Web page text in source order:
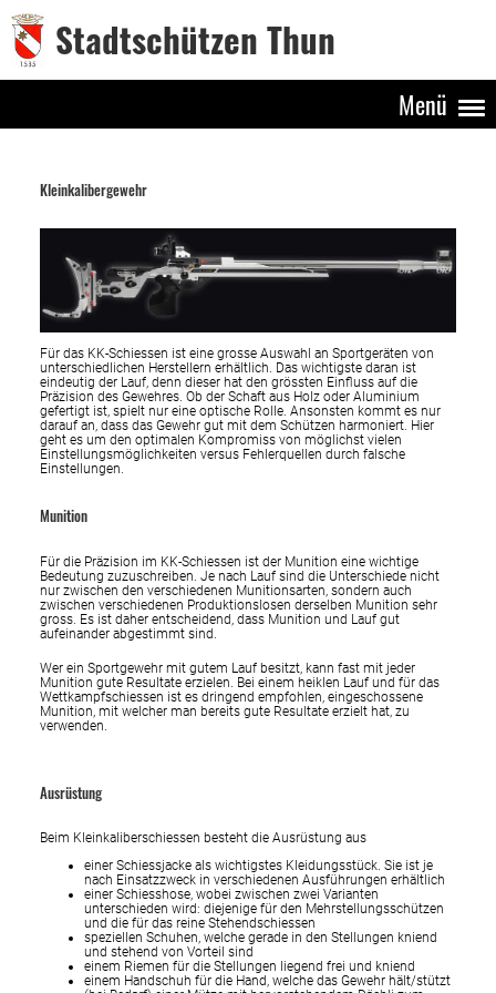
Stadtschützen Thun
Menü
Kleinkalibergewehr
Für das KK-Schiessen ist eine grosse Auswahl an Sportgeräten von
unterschiedlichen Herstellern erhältlich. Das wichtigste daran ist
eindeutig der Lauf, denn dieser hat den grössten Einfluss auf die
Präzision des Gewehres. Ob der Schaft aus Holz oder Aluminium
gefertigt ist, spielt nur eine optische Rolle. Ansonsten kommt es nur
darauf an, dass das Gewehr gut mit dem Schützen harmoniert. Hier
geht es um den optimalen Kompromiss von möglichst vielen
Einstellungsmöglichkeiten versus Fehlerquellen durch falsche
Einstellungen.
Munition
Für die Präzision im KK-Schiessen ist der Munition eine wichtige
Bedeutung zuzuschreiben. Je nach Lauf sind die Unterschiede nicht
nur zwischen den verschiedenen Munitionsarten, sondern auch
zwischen verschiedenen Produktionslosen derselben Munition sehr
gross. Es ist daher entscheidend, dass Munition und Lauf gut
aufeinander abgestimmt sind.
Wer ein Sportgewehr mit gutem Lauf besitzt, kann fast mit jeder
Munition gute Resultate erzielen. Bei einem heiklen Lauf und für das
Wettkampfschiessen ist es dringend empfohlen, eingeschossene
Munition, mit welcher man bereits gute Resultate erzielt hat, zu
verwenden.
Ausrüstung
Beim Kleinkaliberschiessen besteht die Ausrüstung aus
einer Schiessjacke als wichtigstes Kleidungsstück. Sie ist je
nach Einsatzzweck in verschiedenen Ausführungen erhältlich
einer Schiesshose, wobei zwischen zwei Varianten
unterschieden wird: diejenige für den Mehrstellungsschützen
und die für das reine Stehendschiessen
speziellen Schuhen, welche gerade in den Stellungen kniend
und stehend von Vorteil sind
einem Riemen für die Stellungen liegend frei und kniend
einem Handschuh für die Hand, welche das Gewehr hält/stützt